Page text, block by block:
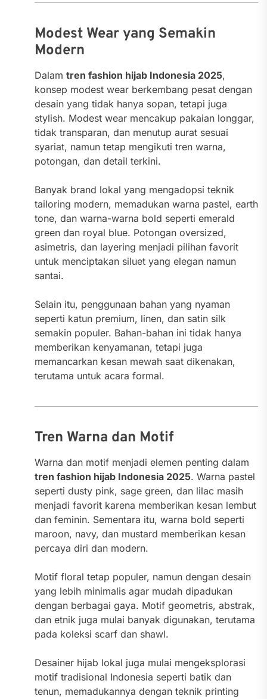
Modest Wear yang Semakin
Modern
Dalam tren fashion hijab Indonesia 2025,
konsep modest wear berkembang pesat dengan
desain yang tidak hanya sopan, tetapi juga
stylish. Modest wear mencakup pakaian longgar,
tidak transparan, dan menutup aurat sesuai
syariat, namun tetap mengikuti tren warna,
potongan, dan detail terkini.
Banyak brand lokal yang mengadopsi teknik
tailoring modern, memadukan warna pastel, earth
tone, dan warna-warna bold seperti emerald
green dan royal blue. Potongan oversized,
asimetris, dan layering menjadi pilihan favorit
untuk menciptakan siluet yang elegan namun
santai.
Selain itu, penggunaan bahan yang nyaman
seperti katun premium, linen, dan satin silk
semakin populer. Bahan-bahan ini tidak hanya
memberikan kenyamanan, tetapi juga
memancarkan kesan mewah saat dikenakan,
terutama untuk acara formal.
Tren Warna dan Motif
Warna dan motif menjadi elemen penting dalam
tren fashion hijab Indonesia 2025. Warna pastel
seperti dusty pink, sage green, dan lilac masih
menjadi favorit karena memberikan kesan lembut
dan feminin. Sementara itu, warna bold seperti
maroon, navy, dan mustard memberikan kesan
percaya diri dan modern.
Motif floral tetap populer, namun dengan desain
yang lebih minimalis agar mudah dipadukan
dengan berbagai gaya. Motif geometris, abstrak,
dan etnik juga mulai banyak digunakan, terutama
pada koleksi scarf dan shawl.
Desainer hijab lokal juga mulai mengeksplorasi
motif tradisional Indonesia seperti batik dan
tenun, memadukannya dengan teknik printing